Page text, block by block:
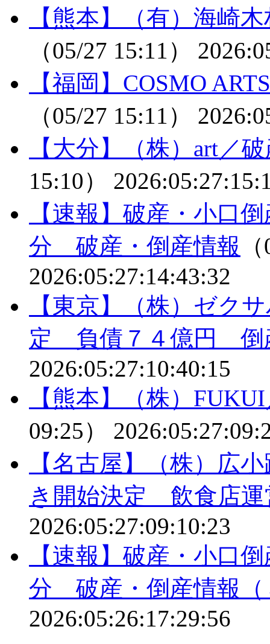
【熊本】（有）海崎
（05/27 15:11）
【福岡】COSMO
（05/27 15:11）
【大分】（株）art／
15:10）
【速報】破産・小口
分 破産・倒産情報
2026:05:27:14:43:32
【東京】（株）ゼク
定 負債７４億円 倒
2026:05:27:10:40:15
【熊本】（株）
09:25）
【名古屋】（株）広
き開始決定 飲食店
2026:05:27:09:10:23
【速報】破産・小口
分 破産・倒産情報（
2026:05:26:17:29:56